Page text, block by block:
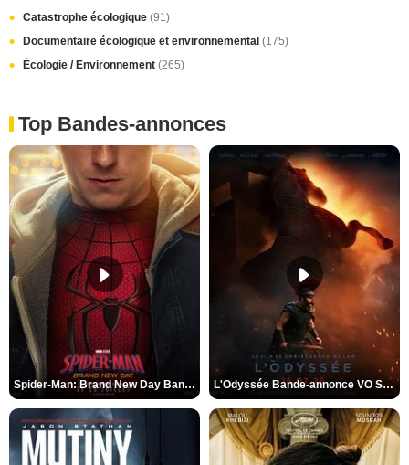
Catastrophe écologique (91)
Documentaire écologique et environnemental (175)
Écologie / Environnement (265)
Top Bandes-annonces
Spider-Man: Brand New Day Bande-annonce VO STFR L'Odyssée Bande-annonce VO STFR